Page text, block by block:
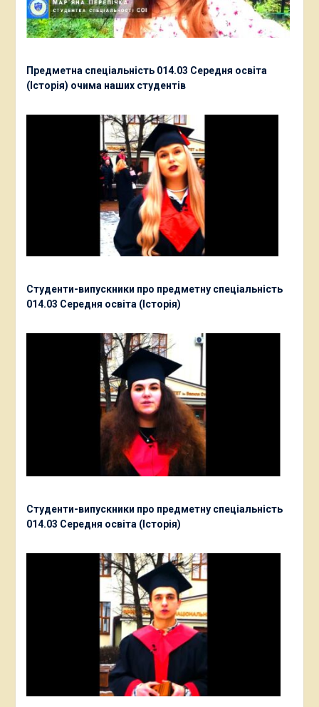
Предметна спеціальність 014.03 Середня освіта
(Історія) очима наших студентів
Студенти-випускники про предметну спеціальність
014.03 Середня освіта (Історія)
Студенти-випускники про предметну спеціальність
014.03 Середня освіта (Історія)